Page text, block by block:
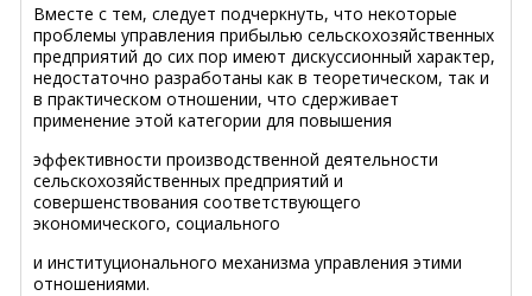
Вместе с тем, следует подчеркнуть, что некоторые
проблемы управления прибылью сельскохозяйственных
предприятий до сих пор имеют дискуссионный характер,
недостаточно разработаны как в теоретическом, так и
в практическом отношении, что сдерживает
применение этой категории для повышения
эффективности производственной деятельности
сельскохозяйственных предприятий и
совершенствования соответствующего
экономического, социального
и институционального механизма управления этими
отношениями.